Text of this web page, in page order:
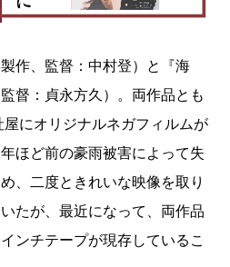
作、監督：中村登）と『海
督：貞永方久）。両作品とも
にオリジナルネガフィルムが
ほど前の豪雨被害によって失
、二度ときれいな映像を取り
たが、最近になって、両作品
ンチテープが現存しているこ